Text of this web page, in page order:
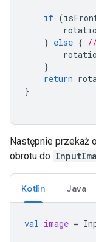
if (
} else {
}
return
}
Następnie przekaż
obrotu do
Kotlin Java
val image =